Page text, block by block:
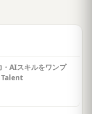
・AIスキルをワンプ
Talent